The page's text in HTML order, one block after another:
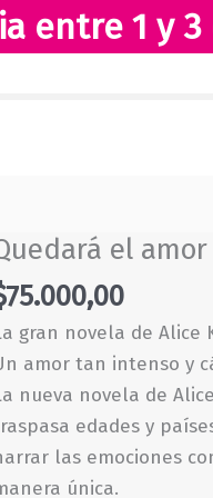
entre 1 y 3
Club Lectores
el amor
75.000,00
gran novela de Alice
amor tan intenso y
nueva novela de
edades y
las emociones
única.